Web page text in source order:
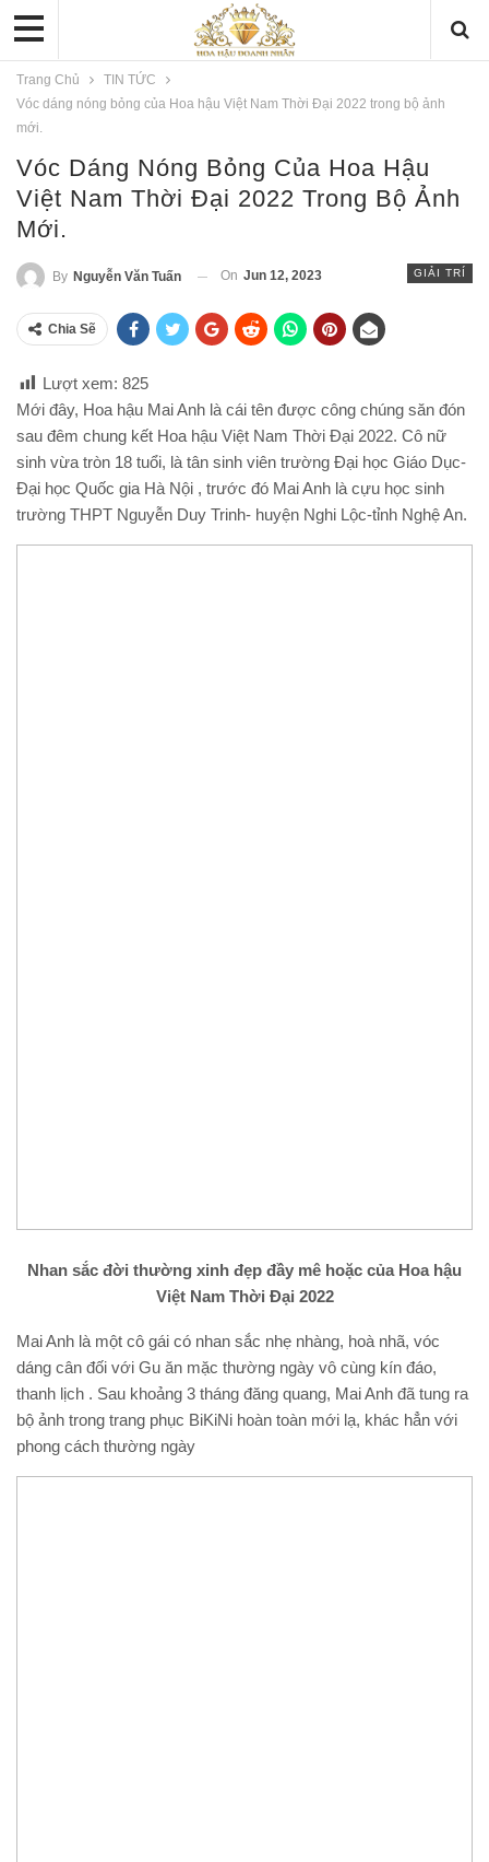
Trang Chủ
TIN TỨC
Vóc dáng nóng bỏng của Hoa hậu Việt Nam Thời Đại 2022 trong bộ ảnh
mới.
Vóc Dáng Nóng Bỏng Của Hoa Hậu
Việt Nam Thời Đại 2022 Trong Bộ Ảnh
Mới.
GIẢI TRÍ
By Nguyễn Văn Tuấn On Jun 12, 2023
Chia Sẽ
Lượt xem: 825
Mới đây, Hoa hậu Mai Anh là cái tên được công chúng săn đón
sau đêm chung kết Hoa hậu Việt Nam Thời Đại 2022. Cô nữ
sinh vừa tròn 18 tuổi, là tân sinh viên trường Đại học Giáo Dục-
Đại học Quốc gia Hà Nội , trước đó Mai Anh là cựu học sinh
trường THPT Nguyễn Duy Trinh- huyện Nghi Lộc-tỉnh Nghệ An.
Nhan sắc đời thường xinh đẹp đầy mê hoặc của Hoa hậu
Việt Nam Thời Đại 2022
Mai Anh là một cô gái có nhan sắc nhẹ nhàng, hoà nhã, vóc
dáng cân đối với Gu ăn mặc thường ngày vô cùng kín đáo,
thanh lịch . Sau khoảng 3 tháng đăng quang, Mai Anh đã tung ra
bộ ảnh trong trang phục BiKiNi hoàn toàn mới lạ, khác hẳn với
phong cách thường ngày